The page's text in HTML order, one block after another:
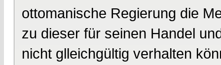
ottomanische Regierung die
zu dieser für seinen Handel
nicht glleichgültig verhalten